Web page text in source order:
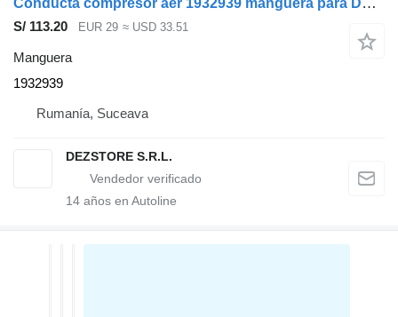
S/ 113.20 EUR 29 ≈ USD 33.51
Manguera
1932939
Rumanía, Suceava
DEZSTORE S.R.L.
14 años en Autoline